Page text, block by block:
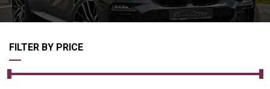
FILTER BY PRICE